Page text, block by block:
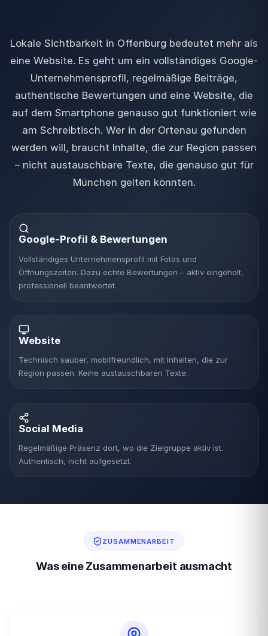
Lokale Sichtbarkeit in Offenburg bedeutet mehr als
eine Website. Es geht um ein vollständiges Google-
Unternehmensprofil, regelmäßige Beiträge,
authentische Bewertungen und eine Website, die
auf dem Smartphone genauso gut funktioniert wie
am Schreibtisch. Wer in der Ortenau gefunden
werden will, braucht Inhalte, die zur Region passen
– nicht austauschbare Texte, die genauso gut für
München gelten könnten.
Google-Profil & Bewertungen
Vollständiges Unternehmensprofil mit Fotos und
Öffnungszeiten. Dazu echte Bewertungen – aktiv eingeholt,
professionell beantwortet.
Website
Technisch sauber, mobilfreundlich, mit Inhalten, die zur
Region passen. Keine austauschbaren Texte.
Social Media
Regelmäßige Präsenz dort, wo die Zielgruppe aktiv ist.
Authentisch, nicht aufgesetzt.
ZUSAMMENARBEIT
Was eine Zusammenarbeit ausmacht